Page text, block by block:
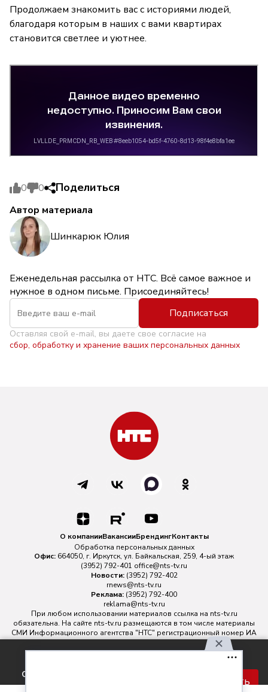
Продолжаем знакомить вас с историями людей,
благодаря которым в наших с вами квартирах
становится светлее и уютнее.
0 0 Поделиться
Автор материала
Шинкарюк Юлия
Еженедельная рассылка от НТС. Всё самое важное и
нужное в одном письме. Присоединяйтесь!
Подписаться
Оставляя свой e-mail, вы даете свое согласие на
сбор, обработку и хранение ваших персональных данных
соглашаетесь с правилами
Принять
О компанииВакансииБрендингКонтакты
Обработка персональных данных
Офис: 664050, г. Иркутск, ул. Байкальская, 259, 4-ый этаж
(3952) 792-401 office@nts-tv.ru
Новости: (3952) 792-402
rnews@nts-tv.ru
Реклама: (3952) 792-400
reklama@nts-tv.ru
При любом использовании материалов ссылка на nts-tv.ru
обязательна. На сайте nts-tv.ru размещаются в том числе материалы
СМИ Информационного агентства "НТС" регистрационный номер ИА
№ ФС 77 - 88763 зарегистрировано Федеральной службой по
надзору в сфере связи, информационных технологий и массовых
Главный редактор ИА "НТС" Иштулкин Евгений Александрович
16+